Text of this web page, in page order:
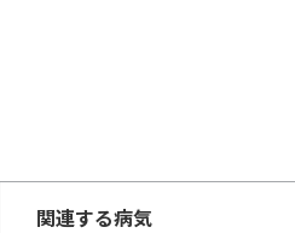
関連する病気